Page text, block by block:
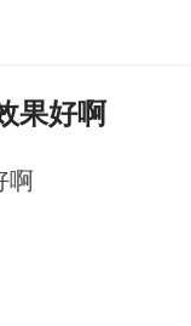
果好啊
啊